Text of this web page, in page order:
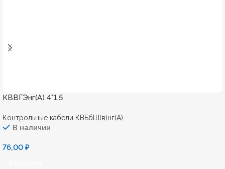
КВВГЭнг(А) 4*1,5
Контрольные кабели КВБбШ(в)нг(А)
В наличии
76,00 ₽